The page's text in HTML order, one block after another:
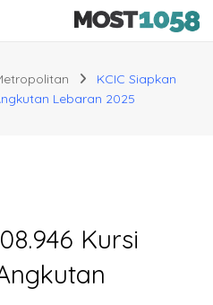
KCIC Siapkan
Lebaran 2025
Kursi